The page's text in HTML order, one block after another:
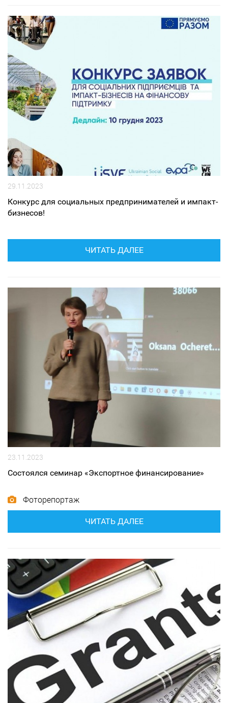
29.11.2023
Конкурс для социальных предпринимателей и импакт-
бизнесов!
ЧИТАТЬ ДАЛЕЕ
23.11.2023
Состоялся семинар «Экспортное финансирование»
Фоторепортаж
ЧИТАТЬ ДАЛЕЕ